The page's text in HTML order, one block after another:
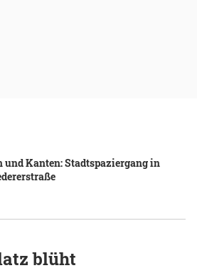
und Kanten: Stadtspaziergang in
blüht